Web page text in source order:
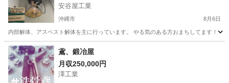
安谷屋工業
沖縄市 8月6日
内部解体、アスベスト解体を主に行っています。 やる気のある方おまちしてます！
沖縄 沖縄市 その他
鳶、鍛冶屋
月収250,000円
澤工業